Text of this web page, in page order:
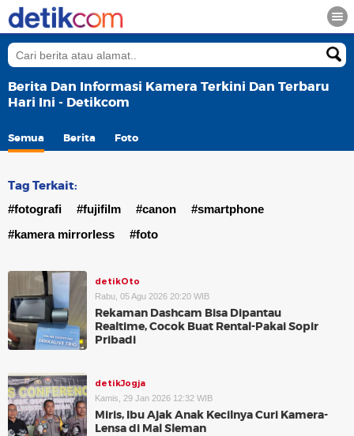
Berita Dan Informasi Kamera Terkini Dan Terbaru
Hari Ini - Detikcom
Semua Berita Foto
Tag Terkait:
#fotografi #fujifilm #canon
#smartphone
#kamera mirrorless
#foto
detikOto
Rabu, 05 Agu 2026 20:20 WIB
Rekaman Dashcam Bisa Dipantau
Realtime, Cocok Buat Rental-Pakai Sopir
Pribadi
detikJogja
Kamis, 29 Jan 2026 12:32 WIB
Miris, Ibu Ajak Anak Kecilnya Curi Kamera-
Lensa di Mal Sleman